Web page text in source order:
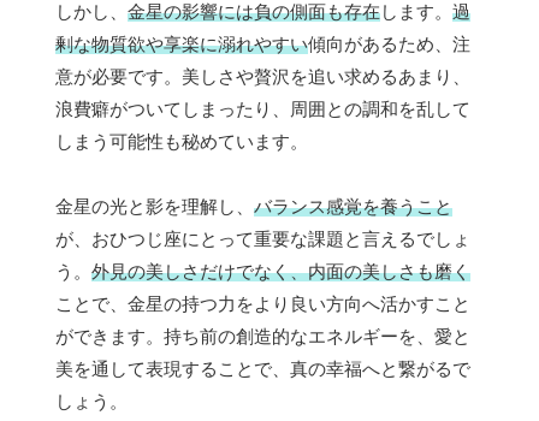
しかし、 金星の影響には負の側面も存在します。 過
剰な物質欲や享楽に溺れやすい傾向があるため、注
意が必要です。美しさや贅沢を追い求めるあまり、
浪費癖がついてしまったり、周囲との調和を乱して
しまう可能性も秘めています。
金星の光と影を理解し、 バランス感覚を養うこと
が、おひつじ座にとって重要な課題と言えるでしょ
う。 外見の美しさだけでなく、内面の美しさも磨く
ことで、金星の持つ力をより良い方向へ活かすこと
ができます。持ち前の創造的なエネルギーを、愛と
美を通して表現することで、真の幸福へと繋がるで
しょう。